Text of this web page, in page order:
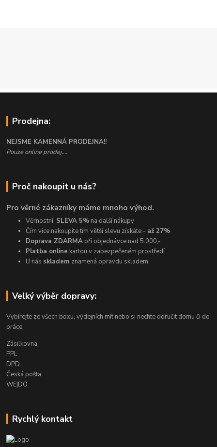
Prodejna:
NEJSME KAMENNÁ PRODEJNA!!
Pouze online prodej....
Proč nakoupit u nás?
Pro věrné zákazníky máme mnoho výhod.
Věrnostní SLEVA 5% na další nákupy
Čím více nakoupíte tím větší slevu získáte - až 27%
Doprava ZDARMA při objednávce nad 5.000,-
Platba online kartou v zabezpečeném prostředí
U nás skladem znamená opravdu skladem
Velký výběr dopravy:
Vybírejte ze všech boxu, výdejních mít nebo si nechte doručit domu či do
práce.
Zásilkovna
PPL
DPD
Česká pošta
WE|DO
Rychlý kontakt